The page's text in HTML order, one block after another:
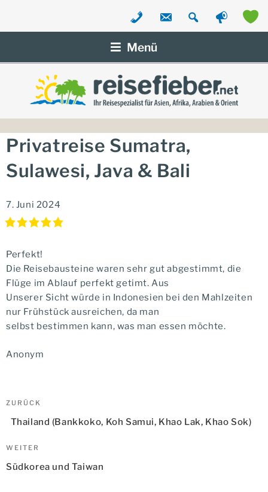
Zum
Menü
Privatreise Sumatra,
Sulawesi, Java & Bali
7. Juni 2024
Perfekt!
Die Reisebausteine waren sehr gut abgestimmt, die
Flüge im Ablauf perfekt getimt. Aus
Unserer Sicht würde in Indonesien bei den Mahlzeiten
nur Frühstück ausreichen, da man
selbst bestimmen kann, was man essen möchte.
Anonym
Beitragsnavigation
Vorheriger
Beitrag
ZURÜCK
Thailand (Bankkoko, Koh Samui, Khao Lak, Khao Sok)
Nächster
Beitrag
WEITER
Südkorea und Taiwan